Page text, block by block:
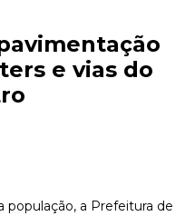
e vias do
população, a Prefeitura de